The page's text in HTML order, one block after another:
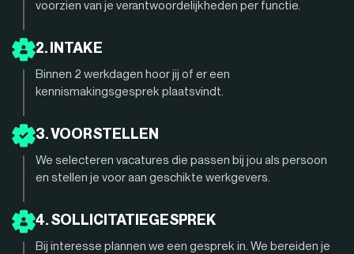
voorzien van je verantwoordelijkheden per functie.
2. INTAKE
Binnen 2 werkdagen hoor jij of er een
kennismakingsgesprek plaatsvindt.
3. VOORSTELLEN
We selecteren vacatures die passen bij jou als persoon
en stellen je voor aan geschikte werkgevers.
4. SOLLICITATIEGESPREK
Bij interesse plannen we een gesprek in. We bereiden je